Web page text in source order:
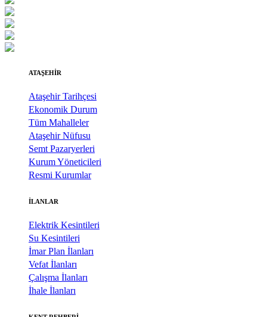
ATAŞEHİR
Ataşehir Tarihçesi
Ekonomik Durum
Tüm Mahalleler
Ataşehir Nüfusu
Semt Pazaryerleri
Kurum Yöneticileri
Resmi Kurumlar
İLANLAR
Elektrik Kesintileri
Su Kesintileri
İmar Plan İlanları
Vefat İlanları
Çalışma İlanları
İhale İlanları